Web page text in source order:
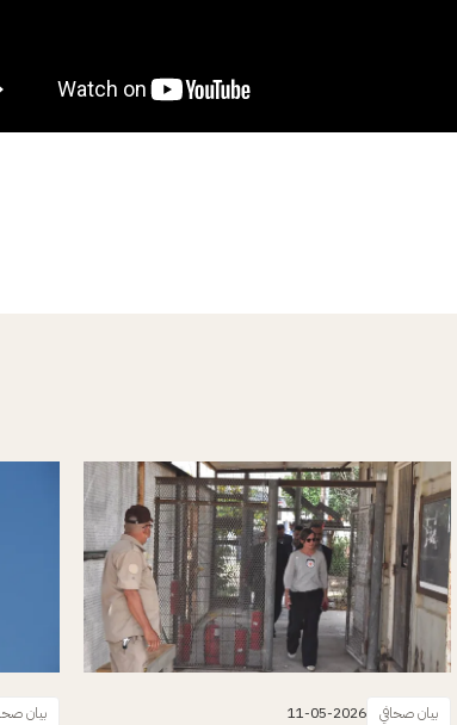
بيان صحافي 11-05-2026 بيان